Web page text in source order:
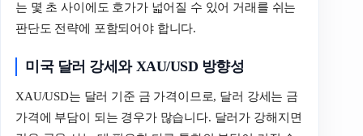
는 몇 초 사이에도 호가가 넓어질 수 있어 거래를 쉬는
판단도 전략에 포함되어야 합니다.
미국 달러 강세와 XAU/USD 방향성
XAU/USD는 달러 기준 금 가격이므로, 달러 강세는 금
가격에 부담이 되는 경우가 많습니다. 달러가 강해지면